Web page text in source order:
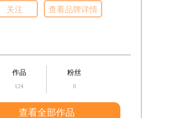
关注 查看品牌详情
作品
124
粉丝
0
查看全部作品